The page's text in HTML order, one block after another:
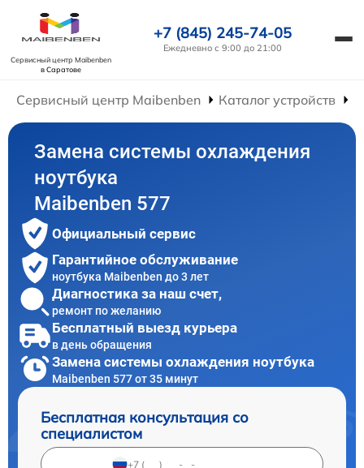
Сервисный центр Maibenben
в Саратове
+7 (845) 245-74-05
Ежедневно с 9:00 до 21:00
Сервисный центр Maibenben Каталог устройств
Замена системы охлаждения
ноутбука
Maibenben 577
Официальный сервис
Гарантийное обслуживание
ноутбука Maibenben до 3 лет
Диагностика за наш счет,
ремонт по желанию
Бесплатный выезд курьера
в день обращения
Замена системы охлаждения ноутбука
Maibenben 577 от 35 минут
Бесплатная консультация со
специалистом